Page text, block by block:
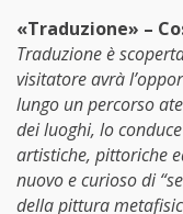
«Traduzione» –
Traduzione è
visitatore avrà
lungo un percorso
dei luoghi, lo
artistiche, pittoriche
nuovo e curioso di
della pittura